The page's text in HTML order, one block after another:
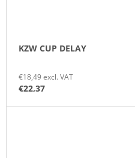
KZW CUP DELAY
€18,49 excl. VAT
€22,37